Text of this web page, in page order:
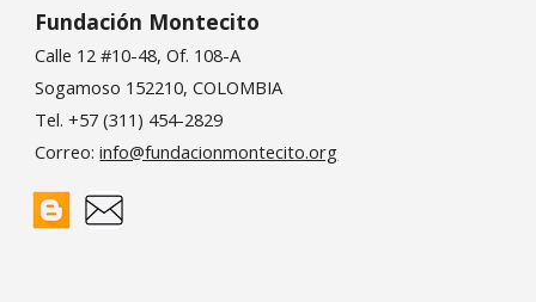
Fundación Montecito
Calle 12 #10-48, Of. 108-A
Sogamoso 152210, COLOMBIA
Tel. +57 (311) 454-2829
Correo:info@fundacionmontecito.org